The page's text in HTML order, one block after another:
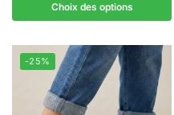
Choix des options
-25%